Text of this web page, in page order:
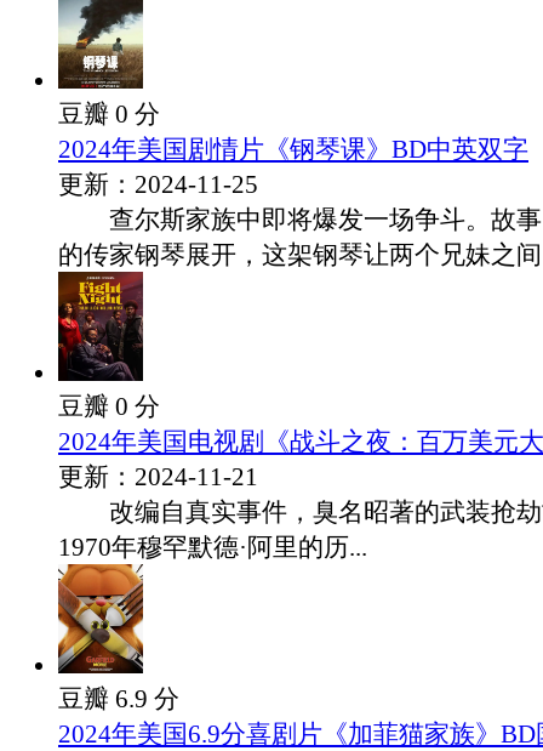
豆瓣 0 分
2024年美国剧情片《钢琴课》BD中英双字
更新：2024-11-25
查尔斯家族中即将爆发一场争斗。故事
的传家钢琴展开，这架钢琴让两个兄妹之
豆瓣 0 分
2024年美国电视剧《战斗之夜：百万美元
更新：2024-11-21
改编自真实事件，臭名昭著的武装抢劫
1970年穆罕默德·阿里的历...
豆瓣 6.9 分
2024年美国6.9分喜剧片《加菲猫家族》